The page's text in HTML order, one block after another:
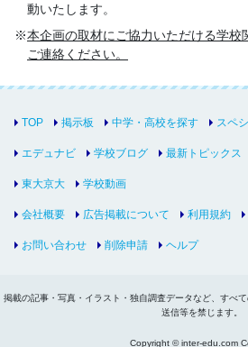
動いたします。
本企画の取材にご協力いただける学校
ご連絡ください。
TOP 掲示板 中学・高校を探す スペ
エデュナビ 学校ブログ 最新トピックス
東大京大 学校動画
会社概要 広告掲載について 利用規約
お問い合わせ 削除申請 ヘルプ
掲載の記事・写真・イラスト・独自調査データなど、すべ
送信等を禁じます。
Copyright © inter-edu.com